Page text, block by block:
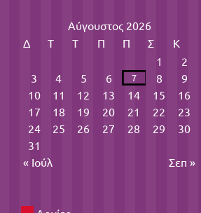
Αύγουστος 2026
Δ
Τ Τ Π Π Σ
Κ
1
2
3
4 5 6 7 8
9
10
11 12 13 14 15
16
17
18 19 20 21 22
23
24
25 26 27 28 29
30
31
« Ιούλ
Σεπ »